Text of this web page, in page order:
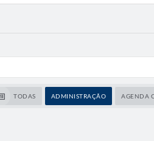
TODAS ADMINISTRAÇÃO AGENDA